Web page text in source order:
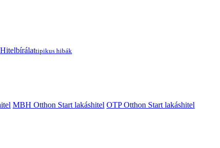
Hitelbírálattipikus hibák
MBH Otthon Start lakáshitel OTP Otthon Start lakáshitel